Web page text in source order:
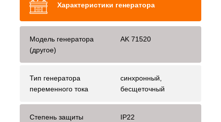
Характеристики генератора
Модель генератора
(другое)
AK 71520
Тип генератора
переменного тока
синхронный,
бесщеточный
Степень защиты IP22